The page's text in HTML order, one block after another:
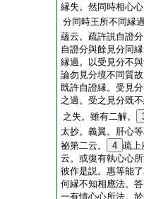
縁失。然同時相心
分同時王所不同縁
蘊云。疏許説自證
自證分與餘見分同
縁過。以受見分不
論勿見分境不同質
既許自證縁。受見
之過。受之見分既
之失。雖有二解。
太抄。義翼。肝心
祕第二云。
4 疏上
云。或復有執心心
彼作是説。惠等能
何縁不知相應法。
一有情心心所法。